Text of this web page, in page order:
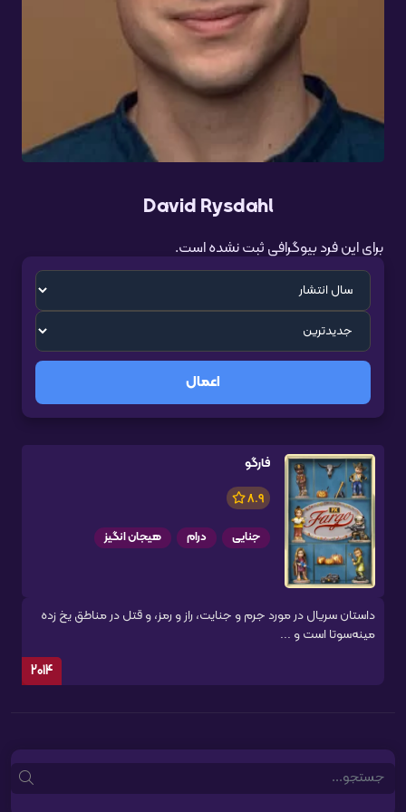
David Rysdahl
برای این فرد بیوگرافی ثبت نشده است.
اعمال
فارگو
8.9
جنایی درام هیجان انگیز
داستان سریال در مورد جرم و جنایت، راز و رمز، و قتل در مناطق یخ زده
مینه‌سوتا است و ...
2014
Search